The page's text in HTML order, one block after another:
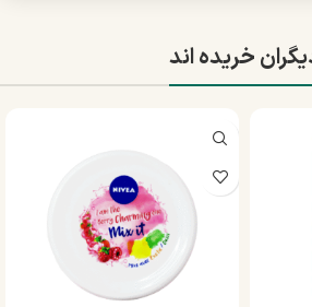
خریده اند